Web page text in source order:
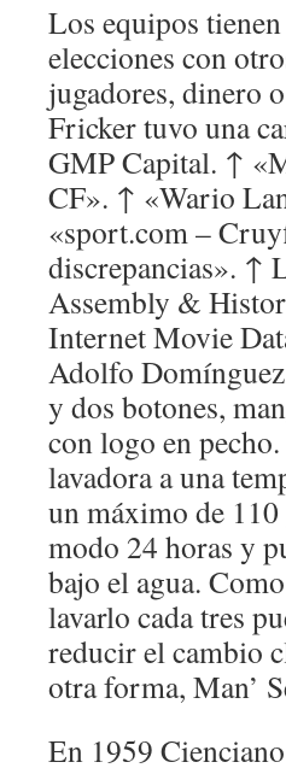
Los equipos
elecciones con
jugadores, dinero
Fricker tuvo una
GMP Capital. ↑
CF». ↑ «Wario
«sport.com –
discrepancias». ↑
Assembly &
Internet Movie
Adolfo
y dos botones,
con logo en
lavadora a una
un máximo de
modo 24 horas y
bajo el agua.
lavarlo cada tres
reducir el cambio
otra forma, Man’
En 1959